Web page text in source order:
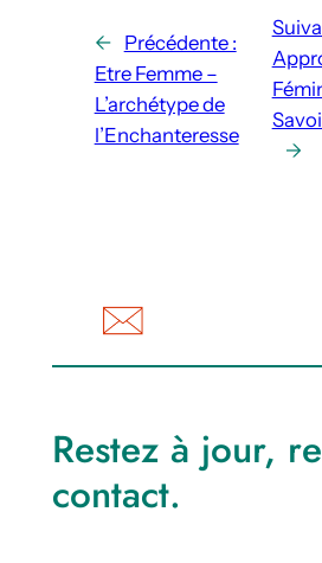
←
Précédente :
Etre Femme –
L’archétype de
l’Enchanteresse
→
Restez à jour,
contact.